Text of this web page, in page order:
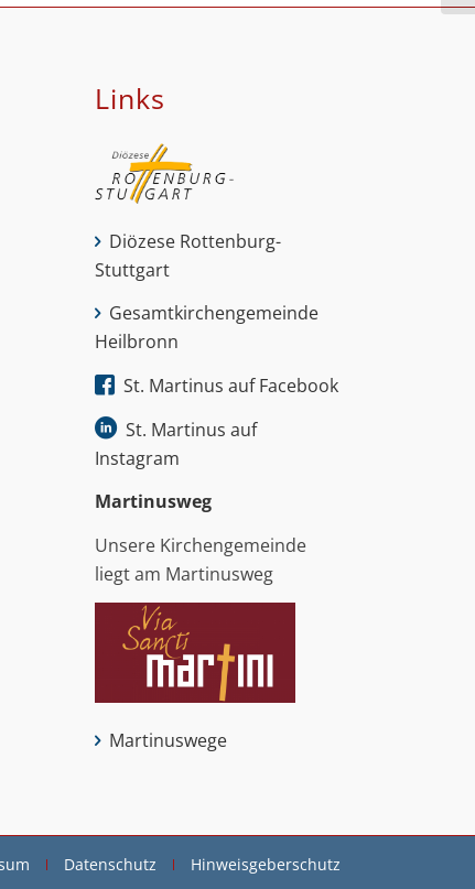
Links
Diözese Rottenburg-
Stuttgart
Gesamtkirchengemeinde
Heilbronn
St. Martinus auf Facebook
St. Martinus auf
Instagram
Martinus­weg
Unsere Kirchengemeinde
liegt am Martinusweg
Martinuswege
Datenschutz Hinweisgeberschutz